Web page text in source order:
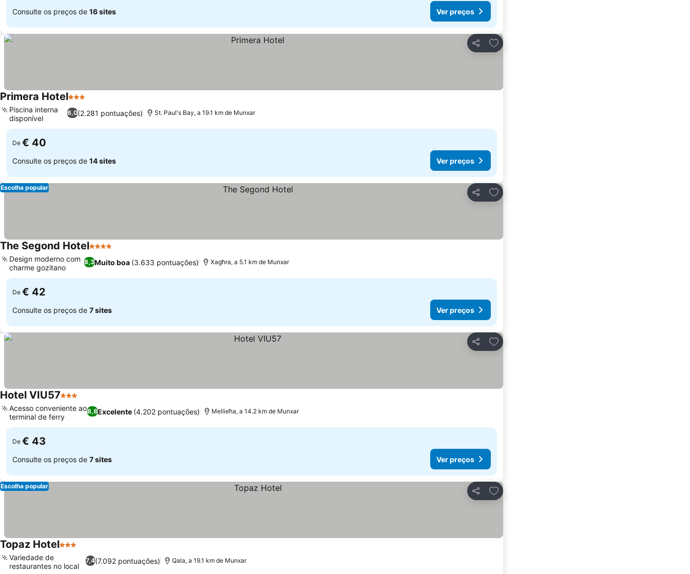
Consulte os preços de 16 sites Ver preços
Partilhar
Adicionar aos favoritos
Primera Hotel3 Estrelas
6,0(2.281 pontuações)
Piscina interna
disponível
St. Paul's Bay, a 19.1 km de Munxar
De € 40
Consulte os preços de 14 sites Ver preços
Partilhar
Adicionar aos favoritos
Escolha popular
The Segond Hotel4 Estrelas
8,3Muito boa (3.633 pontuações)
Design moderno com
charme gozitano
Xagħra, a 5.1 km de Munxar
De € 42
Consulte os preços de 7 sites Ver preços
Partilhar
Adicionar aos favoritos
Hotel VIU573 Estrelas
8,8Excelente (4.202 pontuações)
Acesso conveniente ao
terminal de ferry
Mellieħa, a 14.2 km de Munxar
De € 43
Consulte os preços de 7 sites Ver preços
Partilhar
Adicionar aos favoritos
Escolha popular
Topaz Hotel3 Estrelas
7,4(7.092 pontuações)
Variedade de
restaurantes no local
Qala, a 19.1 km de Munxar